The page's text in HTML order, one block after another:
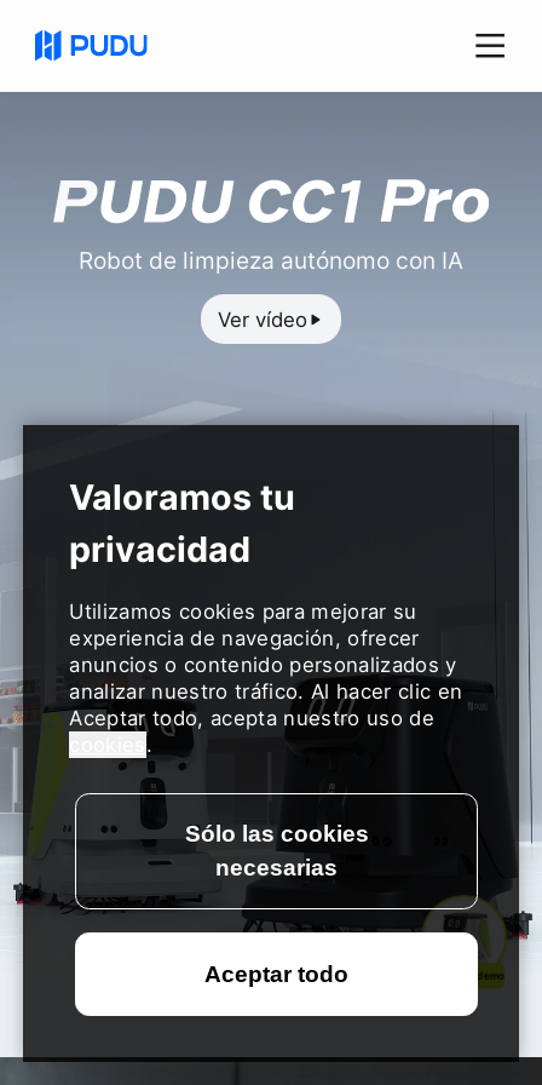
Robot de limpieza autónomo con IA
Ver vídeo
Solicitar una demo
Utilizamos cookies para mejorar su
experiencia de navegación, ofrecer
anuncios o contenido personalizados y
analizar nuestro tráfico. Al hacer clic en
Aceptar todo, acepta nuestro uso de
.